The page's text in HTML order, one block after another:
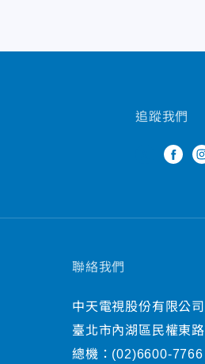
追蹤我們
聯絡我們
中天電視股份有限公司
臺北市內湖區民權東
總機： (02)6600-7766